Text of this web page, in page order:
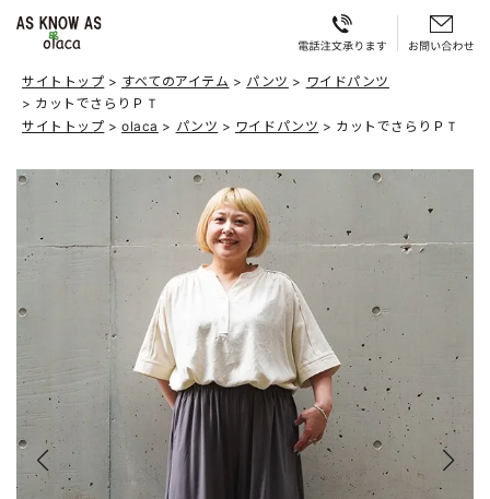
サイトトップ すべてのアイテム パンツ
ワイドパンツ
カットでさらりＰＴ
サイトトップ
olaca パンツ ワイドパンツ カットでさらりＰＴ